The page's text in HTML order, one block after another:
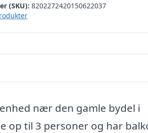
(SKU): 8202272420150622037
nær den gamle bydel i
op til 3 personer og har